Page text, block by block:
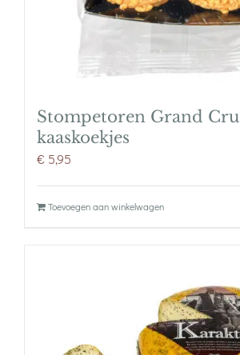
Stompetoren Grand Cru
kaaskoekjes
€ 5,95
Toevoegen aan winkelwagen